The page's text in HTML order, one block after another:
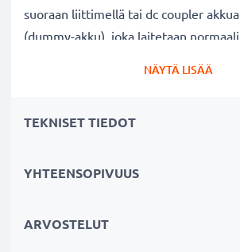
suoraan liittimellä tai dc coupler
(dummy-akku), joka laitetaan
Verkkovirtalähde Sony kameraan:
verkkovirran kautta - pitkäkestoiseen
NÄYTÄ LISÄÄ
TEKNISET TIEDOT
YHTEENSOPIVUUS
ARVOSTELUT